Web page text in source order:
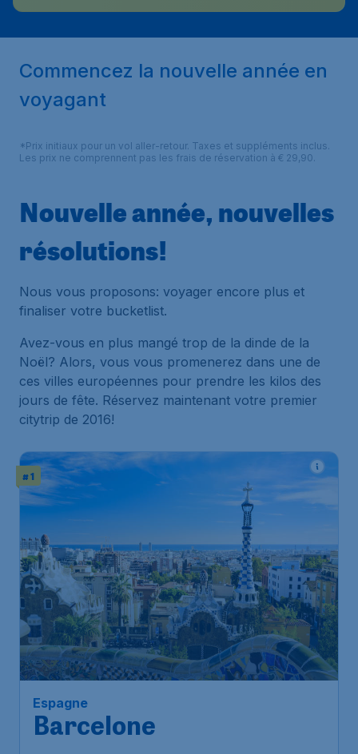
Commencez la nouvelle année en
voyagant
*Prix initiaux pour un vol aller-retour. Taxes et suppléments inclus.
Les prix ne comprennent pas les frais de réservation à € 29,90.
Nouvelle année, nouvelles
résolutions!
Nous vous proposons: voyager encore plus et
finaliser votre bucketlist.
Avez-vous en plus mangé trop de la dinde de la
Noël? Alors, vous vous promenerez dans une de
ces villes européennes pour prendre les kilos des
jours de fête. Réservez maintenant votre premier
citytrip de 2016!
# 1
Espagne
Barcelone